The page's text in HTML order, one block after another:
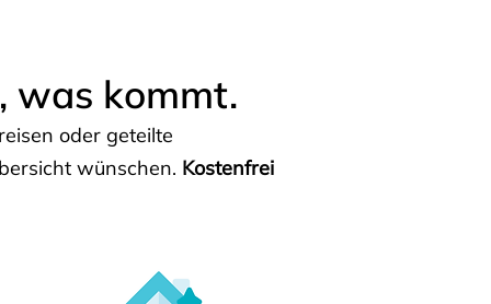
was kommt.
oder geteilte
wünschen. Kostenfrei